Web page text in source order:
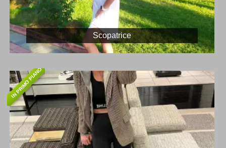
Scopatrice
IN PRIMO PIANO